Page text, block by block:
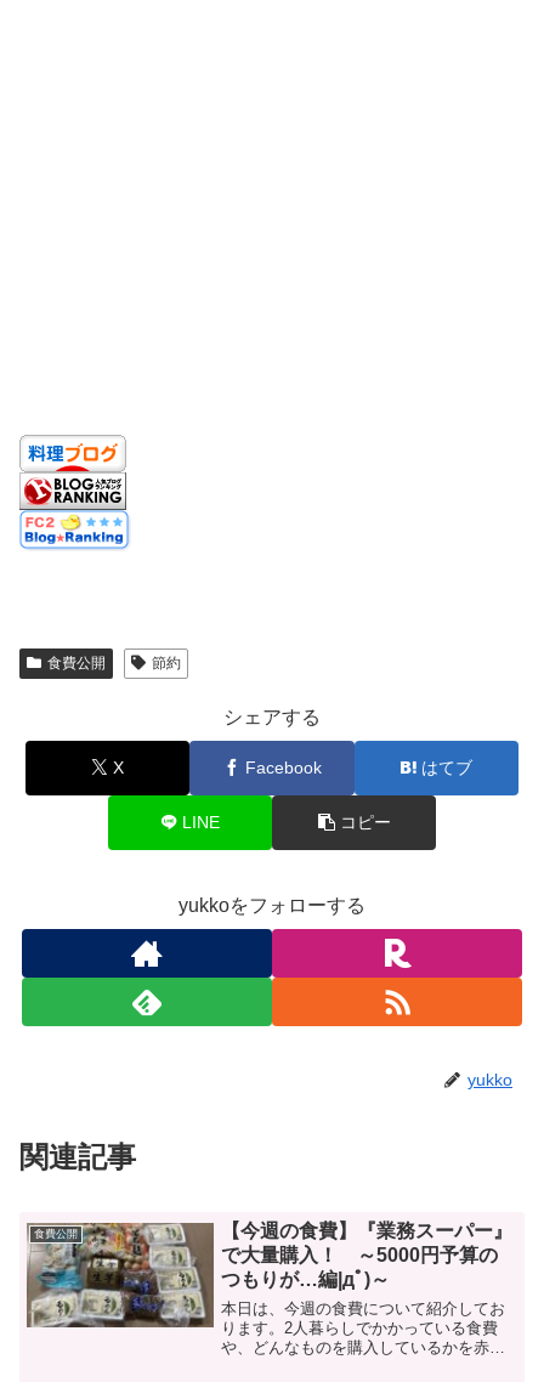
食費公開 節約
シェアする
X Facebook はてブ
LINE コピー
yukkoをフォローする
yukko
関連記事
食費公開
【今週の食費】『業務スーパー』
で大量購入！ ～5000円予算の
つもりが…編|дﾟ)～
本日は、今週の食費について紹介してお
ります。2人暮らしでかかっている食費
や、どんなものを購入しているかを赤